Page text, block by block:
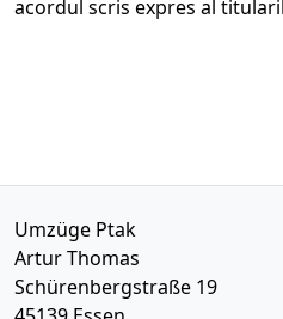
acordul scris expres al
Umzüge Ptak
Artur Thomas
Schürenbergstraße 19